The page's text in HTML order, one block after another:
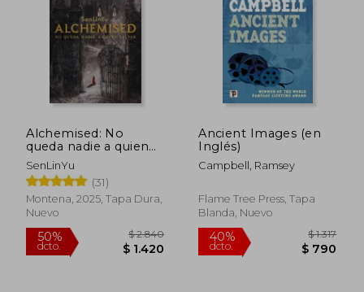
Rápido
Alchemised: No
queda nadie a quien
salvar
SenLinYu
(31)
Montena, 2025, Tapa Dura,
Nuevo
Ancient Images (en
Inglés)
Campbell, Ramsey
Flame Tree Press, Tapa
Blanda, Nuevo